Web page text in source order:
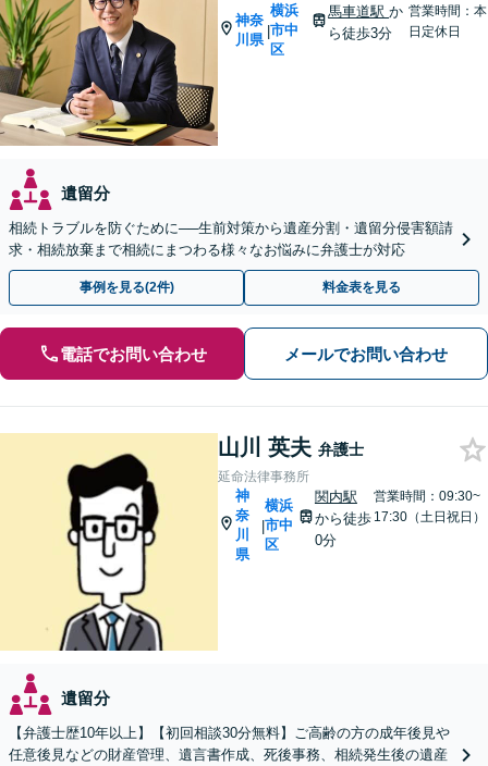
神奈
川県
|
横浜
市中
区
馬車道駅か
ら徒歩3分
営業時間：本
日定休日
遺留分
相続トラブルを防ぐために──生前対策から遺産分割・遺留分侵害額請
求・相続放棄まで相続にまつわる様々なお悩みに弁護士が対応
事例を見る(2件) 料金表を見る
電話でお問い合わせ メールでお問い合わせ
山川 英夫 弁護士
延命法律事務所
神
奈
川
県
|
横浜
市中
区
関内駅
から徒歩
0分
営業時間：09:30~
17:30（土日祝日）
遺留分
【弁護士歴10年以上】【初回相談30分無料】ご高齢の方の成年後見や
任意後見などの財産管理、遺言書作成、死後事務、相続発生後の遺産